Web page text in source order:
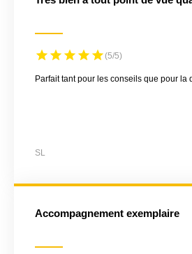
(5/5)
Parfait tant pour les conseils que pour la
SL
Accompagnement exemplaire